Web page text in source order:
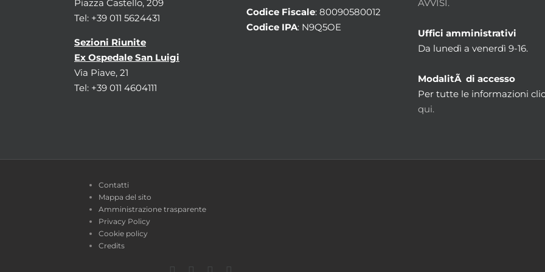
Piazza Castello, 209
Tel: +39 011 5624431
Sezioni Riunite
Ex Ospedale San Luigi
Via Piave, 21
Tel: +39 011 4604111
Codice Fiscale: 80090580012
Codice IPA: N9Q5OE
AVVISI.
Uffici amministrativi
Da lunedì a venerdì 9-16.
ModalitÃ di accesso
Per tutte le informazioni
qui.
Contatti
Mappa del sito
Amministrazione trasparente
Privacy Policy
Cookie policy
Credits